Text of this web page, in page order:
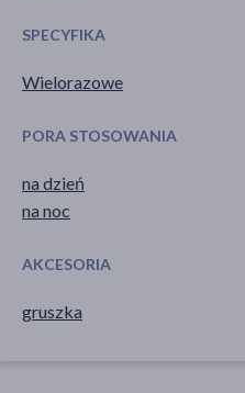
SPECYFIKA
Wielorazowe
PORA STOSOWANIA
na dzień
na noc
AKCESORIA
gruszka